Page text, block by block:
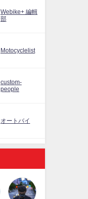
Webike+ 編輯
部
Motocyclelist
custom-
people
オートバイ